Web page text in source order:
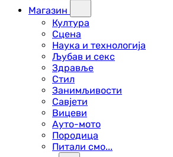
Магазин
Култура
Сцена
Наука и технологија
Љубав и секс
Здравље
Стил
Занимљивости
Савјети
Вицеви
Ауто-мото
Породица
Питали смо...